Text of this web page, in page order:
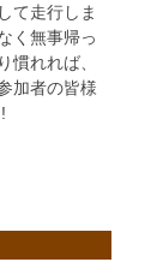
て走行しま
く無事帰っ
慣れれば、
加者の皆様